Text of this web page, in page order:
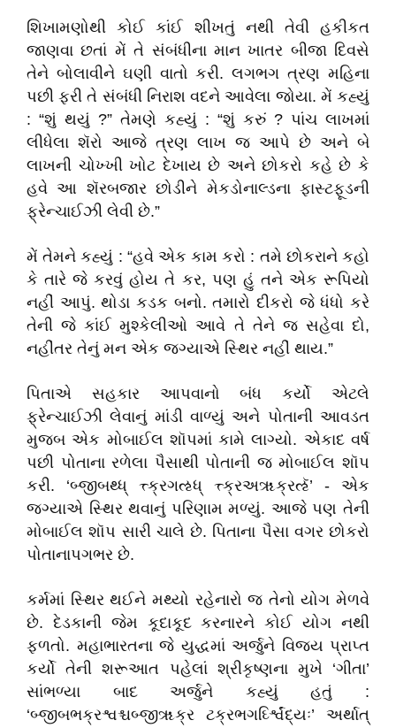
શિખામણોથી કોઈ કાંઈ શીખતું નથી તેવી હકીકત
જાણવા છતાં મેં તે સંબંધીના માન ખાતર બીજા દિવસે
તેને બોલાવીને ઘણી વાતો કરી. લગભગ ત્રણ મહિના
પછી ફરી તે સંબંધી નિરાશ વદને આવેલા જોયા. મેં કહ્યું
: “શું થયું ?” તેમણે કહ્યું : “શું કરું ? પાંચ લાખમાં
લીધેલા શૅરો આજે ત્રણ લાખ જ આપે છે અને બે
લાખની ચોખ્ખી ખોટ દેખાય છે અને છોકરો કહે છે કે
હવે આ શૅરબજાર છોડીને મેકડોનાલ્ડના ફાસ્ટફૂડની
ફ્રેન્ચાઈઝી લેવી છે.”
મેં તેમને કહ્યું : “હવે એક કામ કરો : તમે છોકરાને કહો
કે તારે જે કરવું હોય તે કર, પણ હું તને એક રૂપિયો
નહીં આપું. થોડા કડક બનો. તમારો દીકરો જે ધંધો કરે
તેની જે કાંઈ મુશ્કેલીઓ આવે તે તેને જ સહેવા દો,
નહીંતર તેનું મન એક જગ્યાએ સ્થિર નહીં થાય.”
પિતાએ સહકાર આપવાનો બંધ કર્યો એટલે
ફ્રેન્ચાઈઝી લેવાનું માંડી વાળ્યું અને પોતાની આવડત
મુજબ એક મોબાઈલ શૉપમાં કામે લાગ્યો. એકાદ વર્ષ
પછી પોતાના રળેલા પૈસાથી પોતાની જ મોબાઈલ શૉપ
કરી. ‘બ્જીબથ્ધ્ ત્ત્ક્રગઌધ્ ત્ત્ક્રઅૠક્રઌૅ’ - એક
જગ્યાએ સ્થિર થવાનું પરિણામ મળ્યું. આજે પણ તેની
મોબાઈલ શૉપ સારી ચાલે છે. પિતાના પૈસા વગર છોકરો
પોતાનાપગભર છે.
કર્મમાં સ્થિર થઈને મથ્યો રહેનારો જ તેનો યોગ મેળવે
છે. દેડકાની જેમ કૂદાકૂદ કરનારને કોઈ યોગ નથી
ફળતો. મહાભારતના જે યુદ્ધમાં અર્જુને વિજય પ્રાપ્ત
કર્યો તેની શરૂઆત પહેલાં શ્રીકૃષ્ણના મુખે ‘ગીતા’
સાંભળ્યા બાદ અર્જુને કહ્યું હતું :
‘બ્જીબભક્રશ્વશ્ચબ્જીૠક્ર ટક્રભગર્ઘ્શ્વિંદ્યઃ’ અર્થાત્‌